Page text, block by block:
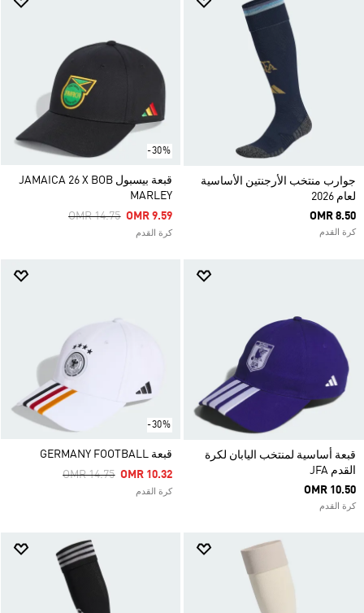
جوارب منتخب الأرجنتين الأساسية
لعام 2026
OMR 8.50
كرة القدم
-30%
قبعة بيسبول JAMAICA 26 X BOB
MARLEY
Price Reduced From
OMR 14.75ToOMR 9.59
كرة القدم
قبعة أساسية لمنتخب اليابان لكرة
القدم JFA
OMR 10.50
كرة القدم
-30%
قبعة GERMANY FOOTBALL
Price Reduced From
OMR 14.75ToOMR 10.32
كرة القدم